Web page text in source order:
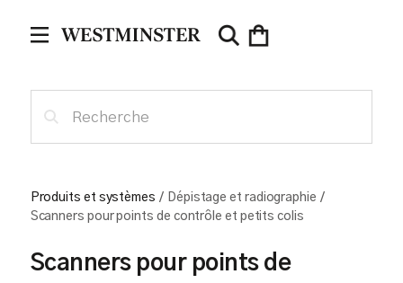
Produits et systèmes / Dépistage et radiographie /
Scanners pour points de contrôle et petits colis
Scanners pour points de